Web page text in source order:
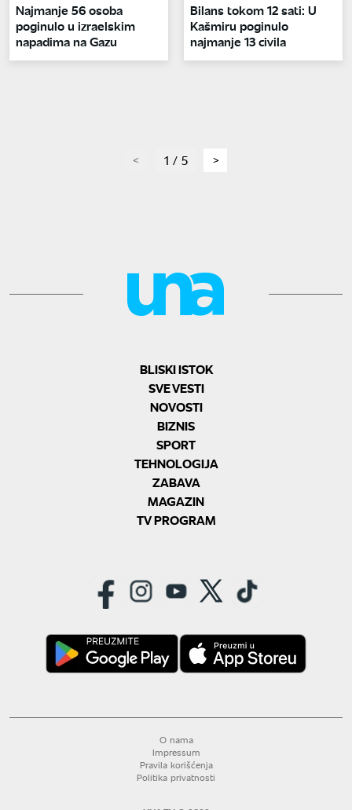
Najmanje 56 osoba
poginulo u izraelskim
napadima na Gazu
Bilans tokom 12 sati: U
Kašmiru poginulo
najmanje 13 civila
page1 / 5 page
BLISKI ISTOK
SVE VESTI
NOVOSTI
BIZNIS
SPORT
TEHNOLOGIJA
ZABAVA
MAGAZIN
TV PROGRAM
O nama
Impressum
Pravila korišćenja
Politika privatnosti